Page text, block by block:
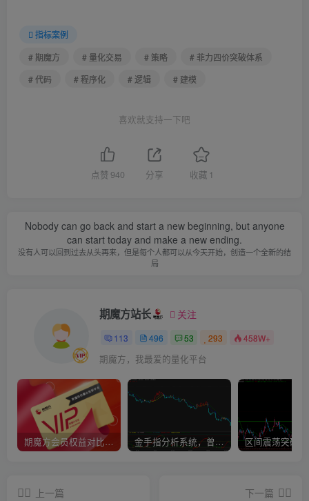
指标案例
# 期魔方
# 量化交易 # 策略
# 菲力四价突破体系
# 代码
# 程序化 # 逻辑 # 建模
喜欢就支持一下吧
点赞 940 分享 收藏 1
Nobody can go back and start a new beginning, but anyone
can start today and make a new ending.
没有人可以回到过去从头再来，但是每个人都可以从今天开始，创造一个全新的结
局
期魔方站长 关注
113 496 53 293 458W+
期魔方，我最爱的量化平台
期魔方会员权益对比，总有一项适合您！ 金手指分析系统，曾经市场价39800
上一篇
下一篇